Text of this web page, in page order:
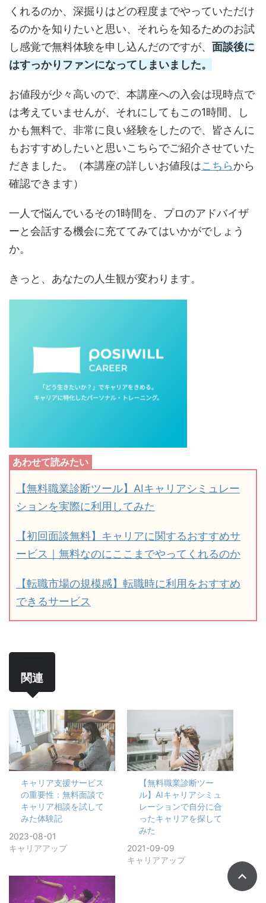
くれるのか、深掘りはどの程度までやっていただけ
るのかを知りたいと思い、それらを知るためのお試
し感覚で無料体験を申し込んだのですが、 面談後に
はすっかりファンになってしまいました。
お値段が少々高いので、本講座への入会は現時点で
は考えていませんが、それにしてもこの1時間、し
かも無料で、非常に良い経験をしたので、皆さんに
もおすすめしたいと思いこちらでご紹介させていた
だきました。（本講座の詳しいお値段はこちらから
確認できます）
一人で悩んでいるその1時間を、プロのアドバイザ
ーと会話する機会に充ててみてはいかがでしょう
か。
きっと、あなたの人生観が変わります。
【無料職業診断ツール】AIキャリアシミュレー
ションを実際に利用してみた
【初回面談無料】キャリアに関するおすすめサ
ービス｜無料なのにここまでやってくれるのか
【転職市場の規模感】転職時に利用をおすすめ
できるサービス
関連
キャリア支援サービス
の重要性：無料面談で
キャリア相談を試して
みた体験記
2023-08-01
キャリアアップ
【無料職業診断ツー
ル】AIキャリアシミュ
レーションで自分に合
ったキャリアを探して
みた
2021-09-09
キャリアアップ